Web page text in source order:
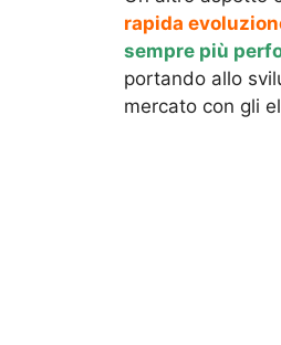
rapida
sempre più
portando allo
mercato con gli